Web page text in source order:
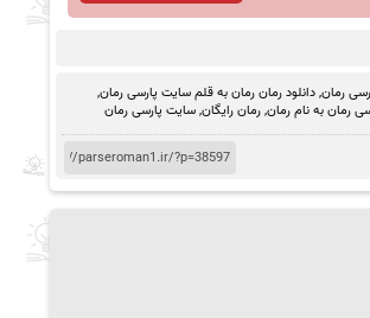
رمان,دانلود رمان رمان به قلم سایت پارسی رمان,
رمان به نام رمان,رمان رایگان,سایت پارسی رمان